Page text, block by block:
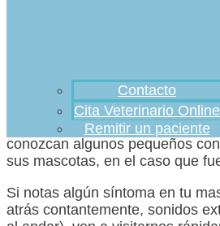
Contacto
Cita Veterinario Online
Remitir un paciente
en animales de
tratamiento relativamente
menos importante. Los
personas, poseen músculos y
dañarse o atrofiarse debido a
previniendocomo
importante que los dueños de
conozcan algunos pequeños
sus mascotas, en el caso que
Si notas algún síntoma en tu
atrás contantemente, sonidos